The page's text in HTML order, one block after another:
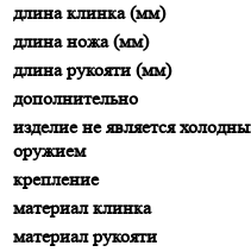
длина клинка (мм)
длина ножа (мм)
длина рукояти (мм)
дополнительно
изделие не является
оружием
крепление
материал клинка
материал рукояти